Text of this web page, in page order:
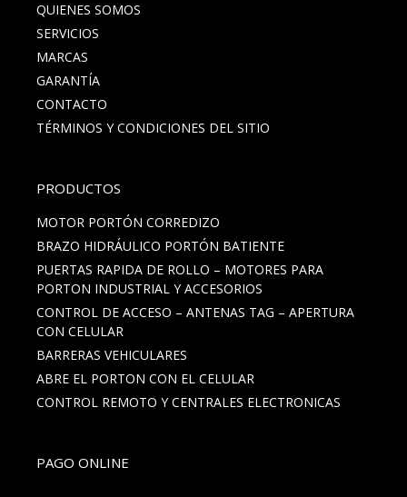
QUIENES SOMOS
SERVICIOS
MARCAS
GARANTÍA
CONTACTO
TÉRMINOS Y CONDICIONES DEL SITIO
PRODUCTOS
MOTOR PORTÓN CORREDIZO
BRAZO HIDRÁULICO PORTÓN BATIENTE
PUERTAS RAPIDA DE ROLLO – MOTORES PARA
PORTON INDUSTRIAL Y ACCESORIOS
CONTROL DE ACCESO – ANTENAS TAG – APERTURA
CON CELULAR
BARRERAS VEHICULARES
ABRE EL PORTON CON EL CELULAR
CONTROL REMOTO Y CENTRALES ELECTRONICAS
PAGO ONLINE